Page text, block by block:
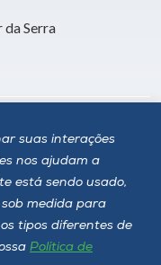
suas interações
nos ajudam a
está sendo usado,
medida para
tipos diferentes de
Política de
da Serra